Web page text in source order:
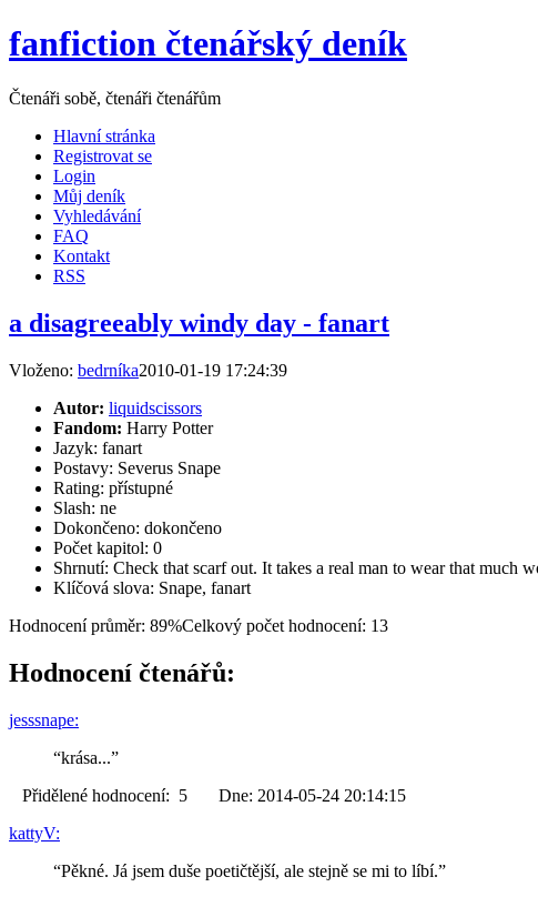
fanfiction čtenářský deník
Čtenáři sobě, čtenáři čtenářům
Hlavní stránka
Registrovat se
Login
Můj deník
Vyhledávání
FAQ
Kontakt
RSS
a disagreeably windy day - fanart
Vloženo: bedrníka2010-01-19 17:24:39
Autor: liquidscissors
Fandom: Harry Potter
Jazyk: fanart
Postavy: Severus Snape
Rating: přístupné
Slash: ne
Dokončeno: dokončeno
Počet kapitol: 0
Shrnutí: Check that scarf out. It takes a real man to wear that much
Klíčová slova: Snape, fanart
Hodnocení průměr: 89%Celkový počet hodnocení: 13
Hodnocení čtenářů:
jesssnape:
“krása...”
Přidělené hodnocení: 5 Dne: 2014-05-24 20:14:15
kattyV:
“Pěkné. Já jsem duše poetičtější, ale stejně se mi to líbí.”